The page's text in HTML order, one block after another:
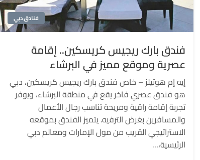
فنادق دبي
فندق بارك ريجيس كريسكين.. إقامة
عصرية وموقع مميز في البرشاء
إيه إم هوتيلز – خاص فندق بارك ريجيس كريسكين، دبي
هو فندق عصري فاخر يقع في منطقة البرشاء، ويوفر
تجربة إقامة راقية ومريحة تناسب رجال الأعمال
والمسافرين بغرض الترفيه. يتميز الفندق بموقعه
الاستراتيجي القريب من مول الإمارات ومعالم دبي
الرئيسية،…